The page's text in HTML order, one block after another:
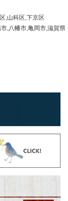
,山科区,下京区
,八幡市,亀岡市,滋賀県